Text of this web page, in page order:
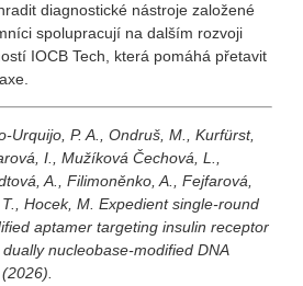
diagnostické nástroje založené
spolupracují na dalším rozvoji
IOCB Tech, která pomáhá přetavit
Urquijo, P. A., Ondruš, M., Kurfürst,
I., Mužíková Čechová, L.,
A., Filimoněnko, A., Fejfarová,
Hocek, M. Expedient single-round
aptamer targeting insulin receptor
nucleobase-modified DNA
(2026).